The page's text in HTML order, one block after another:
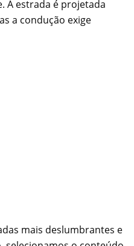
A estrada é projetada
a condução exige
mais deslumbrantes e